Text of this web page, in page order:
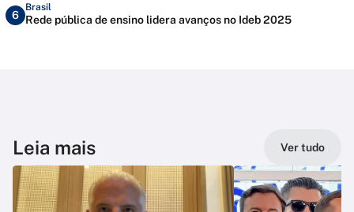
6
Brasil
Rede pública de ensino lidera avanços no Ideb 2025
Leia mais Ver tudo